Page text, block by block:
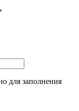
для заполнения